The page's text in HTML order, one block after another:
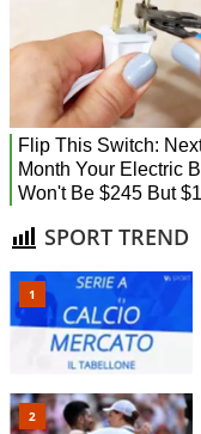
SPORT TREND